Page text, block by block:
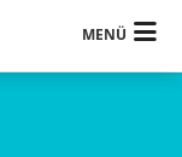
MENÜ